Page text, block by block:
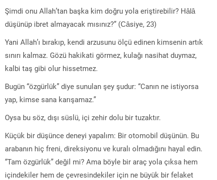
Şimdi onu Allah’tan başka kim doğru yola eriştirebilir? Hâlâ
düşünüp ibret almayacak mısınız?” (Câsiye, 23)
Yani Allah’ı bırakıp, kendi arzusunu ölçü edinen kimsenin artık
sınırı kalmaz. Gözü hakikati görmez, kulağı nasihat duymaz,
kalbi taş gibi olur hissetmez.
Bugün “özgürlük” diye sunulan şey şudur: “Canın ne istiyorsa
yap, kimse sana karışamaz.”
Oysa bu söz, dışı süslü, içi zehir dolu bir tuzaktır.
Küçük bir düşünce deneyi yapalım: Bir otomobil düşünün. Bu
arabanın hiç freni, direksiyonu ve kuralı olmadığını hayal edin.
“Tam özgürlük” değil mi? Ama böyle bir araç yola çıksa hem
içindekiler hem de çevresindekiler için ne büyük bir felaket